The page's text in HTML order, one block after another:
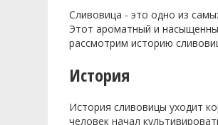
Сливовица - это одно из
Этот ароматный и
рассмотрим историю
История
История сливовицы уходит
человек начал